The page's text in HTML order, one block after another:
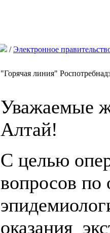
/Электронное
"Горячая линия"
Уважаемые
Алтай!
С целью
вопросов по
оказания